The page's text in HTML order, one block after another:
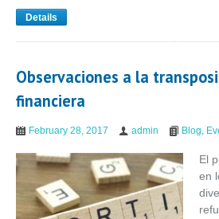
Details
Observaciones a la
financiera
February 28, 2017 admin Blog,
El
en